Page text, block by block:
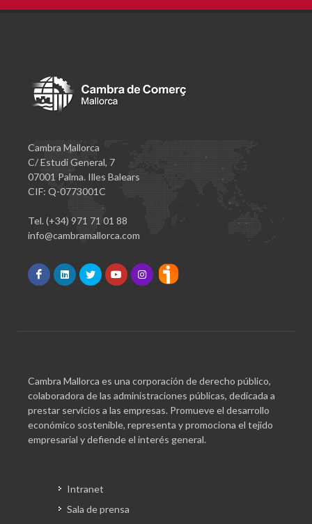
Cambra Mallorca
C/ Estudi General, 7
07001 Palma. Illes Balears
CIF: Q-0773001C
Tel. (+34) 971 71 01 88
info@cambramallorca.com
Cambra Mallorca es una corporación de derecho público,
colaboradora de las administraciones públicas, dedicada a
prestar servicios a las empresas. Promueve el desarrollo
económico sostenible, representa y promociona el tejido
empresarial y defiende el interés general.
Intranet
Sala de prensa